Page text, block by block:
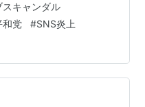
スキャンダル
和党 #SNS炎上